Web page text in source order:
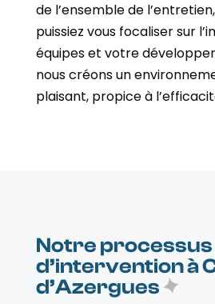
de l’ensemble de
puissiez vous focaliser sur
équipes et votre
nous créons un
plaisant, propice à
Notre processus
d’intervention à
d’Azergues